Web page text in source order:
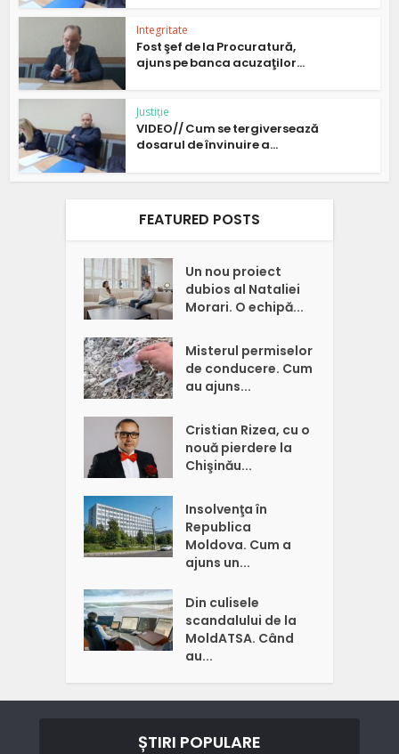
Integritate
Fost şef de la Procuratură,
ajuns pe banca acuzaţilor...
Justiție
VIDEO// Cum se tergiversează
dosarul de învinuire a...
FEATURED POSTS
Un nou proiect
dubios al Nataliei
Morari. O echipă...
Misterul permiselor
de conducere. Cum
au ajuns...
Cristian Rizea, cu o
nouă pierdere la
Chişinău...
Insolvenţa în
Republica
Moldova. Cum a
ajuns un...
Din culisele
scandalului de la
MoldATSA. Când
au...
ȘTIRI POPULARE